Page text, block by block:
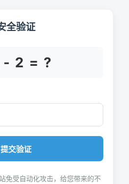
全验证
- 2 = ?
提交验证
免受自动化攻击，给您带来的不